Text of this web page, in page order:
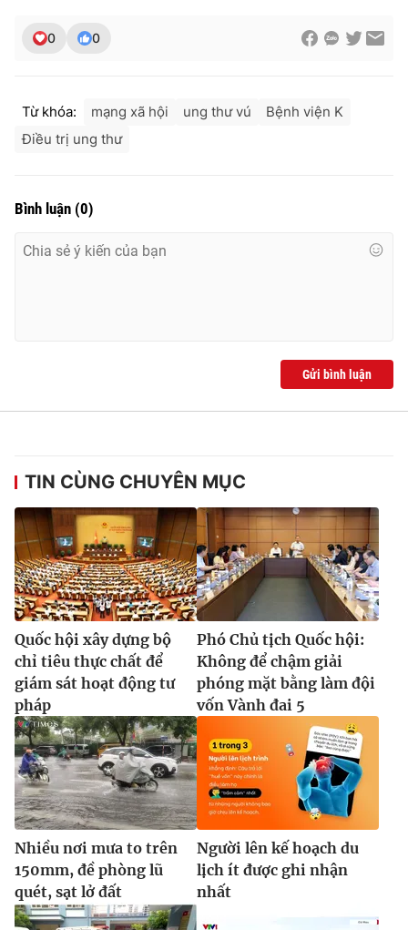
0 0
Từ khóa: mạng xã hội ung thư vú
Bệnh viện K
Điều trị ung thư
Bình luận (0)
Gửi bình luận
TIN CÙNG CHUYÊN MỤC
Quốc hội xây dựng bộ
chỉ tiêu thực chất để
giám sát hoạt động tư
pháp
Phó Chủ tịch Quốc hội:
Không để chậm giải
phóng mặt bằng làm đội
vốn Vành đai 5
Nhiều nơi mưa to trên
150mm, đề phòng lũ
quét, sạt lở đất
Người lên kế hoạch du
lịch ít được ghi nhận
nhất